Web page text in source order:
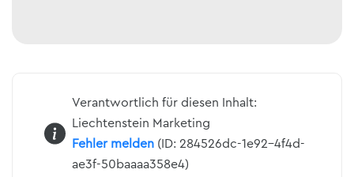
Verantwortlich für diesen Inhalt:
Liechtenstein Marketing
Fehler melden (ID: 284526dc-1e92-4f4d-
ae3f-50baaaa358e4)